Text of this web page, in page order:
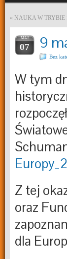
« NAUKA W TRYBIE
MAJ
07 9
Bez
W tym
Z tej
oraz
dla